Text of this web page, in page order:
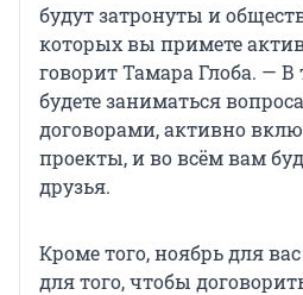
будут затронуты и
которых вы примете
говорит Тамара Глоба. —
будете заниматься
договорами, активно
проекты, и во всём вам
друзья.
Кроме того, ноябрь для
для того, чтобы